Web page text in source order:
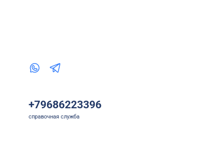
+79686223396
справочная служба